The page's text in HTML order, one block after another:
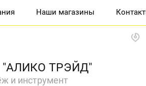
Наши магазины
ТРЭЙД"
и инструмент